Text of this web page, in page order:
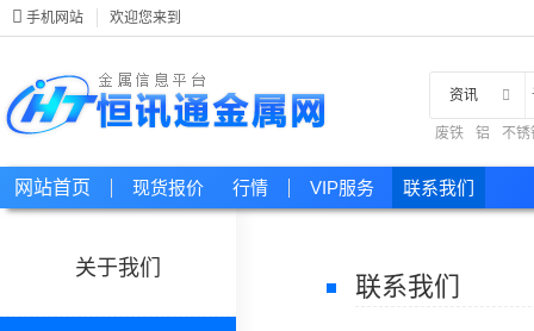
手机网站 欢迎您来到
资讯
现货
废铁 铝 不锈
网站首页 现货报价 行情 VIP服务 联系我们
关于我们
联系我们